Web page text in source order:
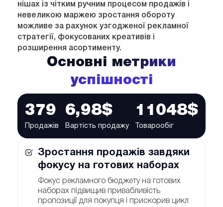
нішах із чітким ручним процесом продажів і
невеликою маржею зростання обороту
можливе за рахунок узгодженої рекламної
стратегії, фокусованих креативів і
розширення асортименту.
Основні метрики
успішності
379
Продажів
6,98$
Вартість продажу
11048$
Товарообіг
Зростання продажів завдяки
фокусу на готових наборах
Фокус рекламного бюджету на готових
наборах підвищив привабливість
пропозиції для покупця і прискорив цикл